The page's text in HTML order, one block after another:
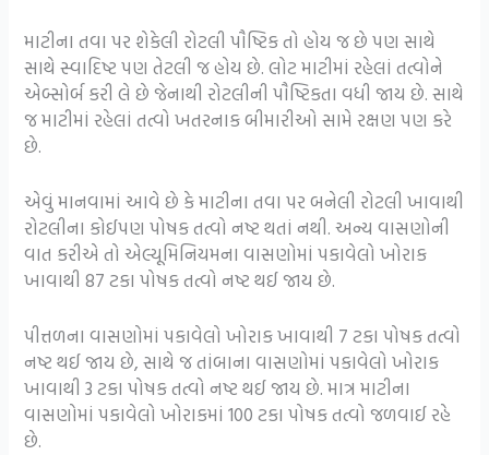
માટીના તવા પર શેકેલી રોટલી પૌષ્ટિક તો હોય જ છે પણ સાથે
સાથે સ્વાદિષ્ટ પણ તેટલી જ હોય છે. લોટ માટીમાં રહેલાં તત્વોને
એબ્સોર્બ કરી લે છે જેનાથી રોટલીની પૌષ્ટિકતા વધી જાય છે. સાથે
જ માટીમાં રહેલાં તત્વો ખતરનાક બીમારીઓ સામે રક્ષણ પણ કરે
છે.
એવું માનવામાં આવે છે કે માટીના તવા પર બનેલી રોટલી ખાવાથી
રોટલીના કોઈપણ પોષક તત્વો નષ્ટ થતાં નથી. અન્ય વાસણોની
વાત કરીએ તો એલ્યૂમિનિયમના વાસણોમાં પકાવેલો ખોરાક
ખાવાથી 87 ટકા પોષક તત્વો નષ્ટ થઈ જાય છે.
પીત્તળના વાસણોમાં પકાવેલો ખોરાક ખાવાથી 7 ટકા પોષક તત્વો
નષ્ટ થઈ જાય છે, સાથે જ તાંબાના વાસણોમાં પકાવેલો ખોરાક
ખાવાથી 3 ટકા પોષક તત્વો નષ્ટ થઈ જાય છે. માત્ર માટીના
વાસણોમાં પકાવેલો ખોરાકમાં 100 ટકા પોષક તત્વો જળવાઈ રહે
છે.